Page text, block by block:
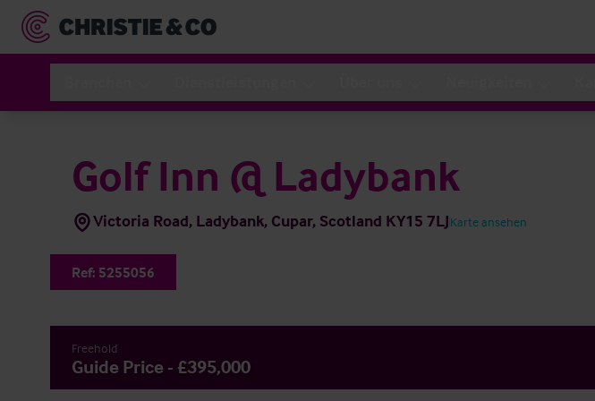
Golf Inn @ Ladybank
Victoria Road, Ladybank, Cupar, Scotland KY15 7LJKarte ansehen
Ref: 5255056
Freehold
Guide Price - £395,000